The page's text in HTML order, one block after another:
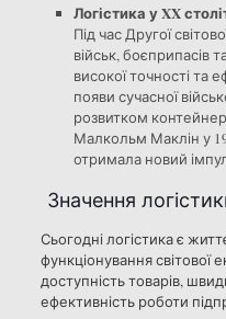
Логістика у XX
Під час Другої
військ, боєприпасів
високої точності та
появи сучасної
розвитком
Малкольм Маклін у
отримала новий
Значення
Сьогодні логістика є
функціонування світової
доступність товарів,
ефективність роботи